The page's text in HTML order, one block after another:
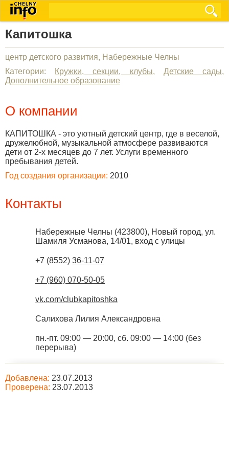
Капитошка
центр детского развития, Набережные Челны
Категории:
Кружки, секции, клубы, Детские сады,
Дополнительное образование
О компании
КАПИТОШКА - это уютный детский центр, где в веселой,
дружелюбной, музыкальной атмосфере развиваются
дети от 2-х месяцев до 7 лет. Услуги временного
пребывания детей.
Год создания организации: 2010
Контакты
Набережные Челны (423800), Новый город, ул.
Шамиля Усманова, 14/01, вход с улицы
+7 (8552) 36-11-07
+7 (960) 070-50-05
vk.com/clubkapitoshka
Салихова Лилия Александровна
пн.-пт. 09:00 — 20:00, сб. 09:00 — 14:00 (без
перерыва)
Добавлена: 23.07.2013
Проверена: 23.07.2013